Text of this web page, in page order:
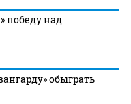
победу над
обыграть